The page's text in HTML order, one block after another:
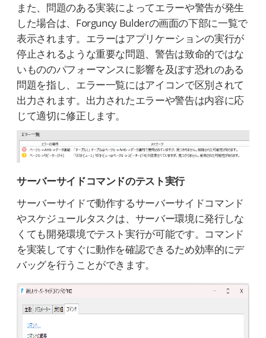
また、問題のある実装によってエラーや警告が発生
した場合は、Forguncy Bulderの画面の下部に一覧で
表示されます。エラーはアプリケーションの実行が
停止されるような重要な問題、警告は致命的ではな
いもののパフォーマンスに影響を及ぼす恐れのある
問題を指し、エラー一覧にはアイコンで区別されて
出力されます。出力されたエラーや警告は内容に応
じて適切に修正します。
サーバーサイドコマンドのテスト実行
サーバーサイドで動作するサーバーサイドコマンド
やスケジュールタスクは、サーバー環境に発行しな
くても開発環境でテスト実行が可能です。コマンド
を実装してすぐに動作を確認できるため効率的にデ
バッグを行うことができます。